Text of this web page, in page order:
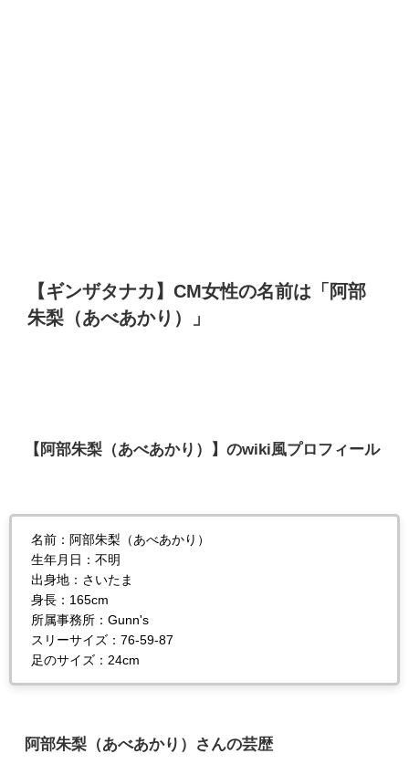
【ギンザタナカ】 CM女性の名前は「阿部
朱梨（あべあかり）」
【阿部朱梨（あべあかり）】のwiki風プロフィール
名前：阿部朱梨（あべあかり）
生年月日：不明
出身地：さいたま
身長：165cm
所属事務所：Gunn's
スリーサイズ：76-59-87
足のサイズ：24cm
阿部朱梨（あべあかり）さんの芸歴